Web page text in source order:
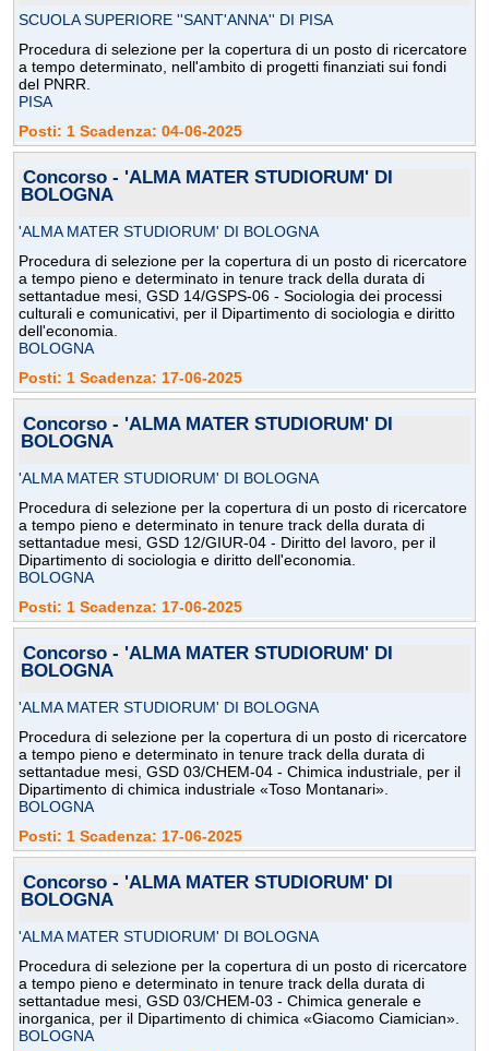
SCUOLA SUPERIORE ''SANT'ANNA'' DI PISA
Procedura di selezione per la copertura di un posto di ricercatore
a tempo determinato, nell'ambito di progetti finanziati sui fondi
del PNRR.
PISA
Posti: 1 Scadenza: 04-06-2025
Concorso - 'ALMA MATER STUDIORUM' DI
BOLOGNA
'ALMA MATER STUDIORUM' DI BOLOGNA
Procedura di selezione per la copertura di un posto di ricercatore
a tempo pieno e determinato in tenure track della durata di
settantadue mesi, GSD 14/GSPS-06 - Sociologia dei processi
culturali e comunicativi, per il Dipartimento di sociologia e diritto
dell'economia.
BOLOGNA
Posti: 1 Scadenza: 17-06-2025
Concorso - 'ALMA MATER STUDIORUM' DI
BOLOGNA
'ALMA MATER STUDIORUM' DI BOLOGNA
Procedura di selezione per la copertura di un posto di ricercatore
a tempo pieno e determinato in tenure track della durata di
settantadue mesi, GSD 12/GIUR-04 - Diritto del lavoro, per il
Dipartimento di sociologia e diritto dell'economia.
BOLOGNA
Posti: 1 Scadenza: 17-06-2025
Concorso - 'ALMA MATER STUDIORUM' DI
BOLOGNA
'ALMA MATER STUDIORUM' DI BOLOGNA
Procedura di selezione per la copertura di un posto di ricercatore
a tempo pieno e determinato in tenure track della durata di
settantadue mesi, GSD 03/CHEM-04 - Chimica industriale, per il
Dipartimento di chimica industriale «Toso Montanari».
BOLOGNA
Posti: 1 Scadenza: 17-06-2025
Concorso - 'ALMA MATER STUDIORUM' DI
BOLOGNA
'ALMA MATER STUDIORUM' DI BOLOGNA
Procedura di selezione per la copertura di un posto di ricercatore
a tempo pieno e determinato in tenure track della durata di
settantadue mesi, GSD 03/CHEM-03 - Chimica generale e
inorganica, per il Dipartimento di chimica «Giacomo Ciamician».
BOLOGNA